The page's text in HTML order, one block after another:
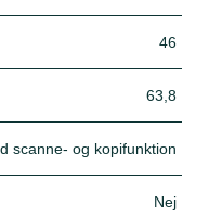
46
63,8
scanne- og kopifunktion
Nej